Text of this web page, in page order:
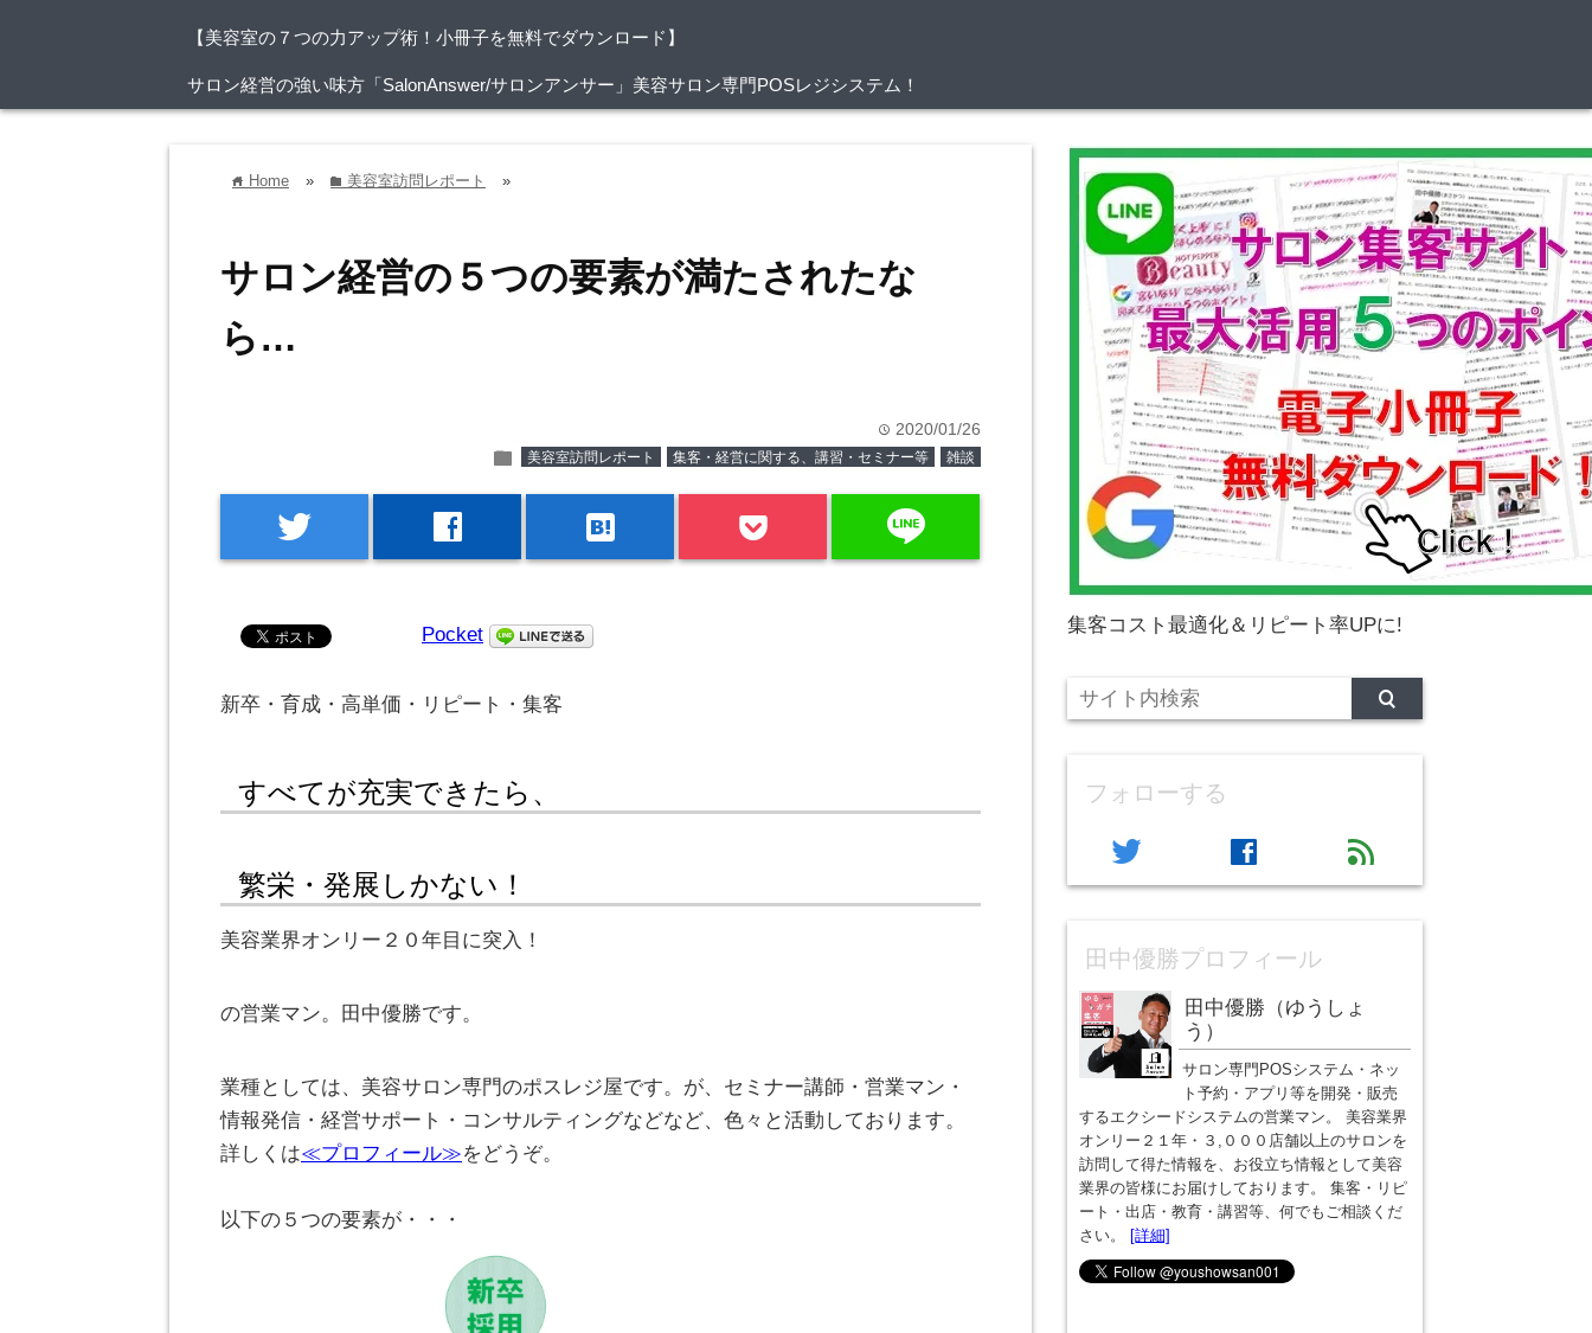
【美容室の７つの力アップ術！小冊子を無料でダウンロード】
サロン経営の強い味方「SalonAnswer/サロンアンサー」美容サロン専門POSレジシステム！
home Home » folder 美容室訪問レポート »
サロン経営の５つの要素が満たされたな
ら…
time 2020/01/26
folder 美容室訪問レポート 集客・経営に関する、講習・セミナー等 雑談
twitter facebook hatenabookmark line
Pocket
新卒・育成・高単価・リピート・集客
すべてが充実できたら、
繁栄・発展しかない！
美容業界オンリー２０年目に突入！
の営業マン。田中優勝です。
業種としては、美容サロン専門のポスレジ屋です。が、セミナー講師・営業マン・
情報発信・経営サポート・コンサルティングなどなど、色々と活動しております。
詳しくは≪プロフィール≫をどうぞ。
以下の５つの要素が・・・
集客コスト最適化＆リピート率UPに!
フォローする
twitter facebook feed
田中優勝プロフィール
田中優勝（ゆうしょ
う）
サロン専門POSシステム・ネッ
ト予約・アプリ等を開発・販売
するエクシードシステムの営業マン。 美容業界
オンリー２１年・３,０００店舗以上のサロンを
訪問して得た情報を、お役立ち情報として美容
業界の皆様にお届けしております。 集客・リピ
ート・出店・教育・講習等、何でもご相談くだ
さい。
[詳細]